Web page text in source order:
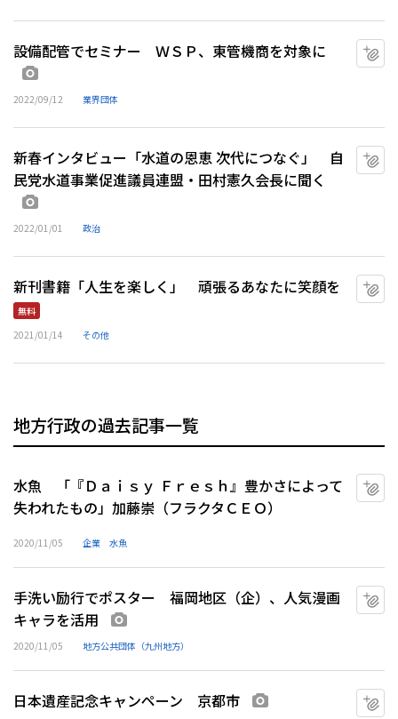
設備配管でセミナー ＷＳＰ、東管機商を対象に
2022/09/12 業界団体
新春インタビュー「水道の恩恵 次代につなぐ」 自
民党水道事業促進議員連盟・田村憲久会長に聞く
2022/01/01 政治
新刊書籍「人生を楽しく」 頑張るあなたに笑顔を
無料
2021/01/14
その他
地方行政の過去記事一覧
水魚 「『Ｄａｉｓｙ Ｆｒｅｓｈ』豊かさによって
失われたもの」加藤崇（フラクタＣＥＯ）
2020/11/05 企業 水魚
手洗い励行でポスター 福岡地区（企）、人気漫画
キャラを活用
2020/11/05 地方公共団体（九州地方）
日本遺産記念キャンペーン 京都市